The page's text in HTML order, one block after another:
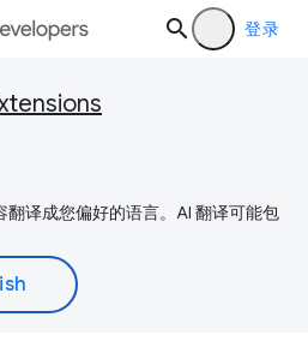
登录
译成您偏好的语言。AI 翻译可能包